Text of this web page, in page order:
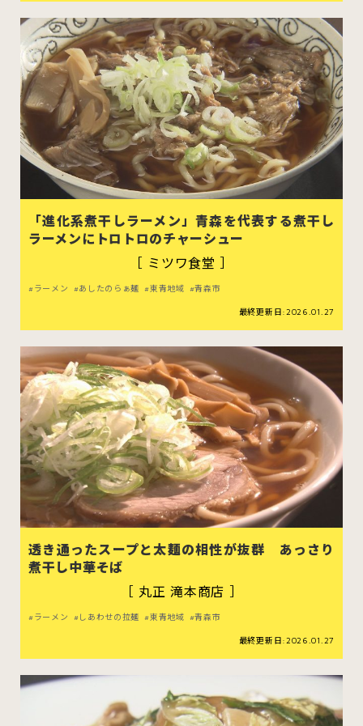
「進化系煮干しラーメン」青森を代表する煮干し
ラーメンにトロトロのチャーシュー
［ ミツワ食堂 ］
ラーメン あしたのらぁ麺 東青地域 青森市
最終更新日:2026.01.27
透き通ったスープと太麺の相性が抜群 あっさり
煮干し中華そば
［ 丸正 滝本商店 ］
ラーメン しあわせの拉麺 東青地域 青森市
最終更新日:2026.01.27